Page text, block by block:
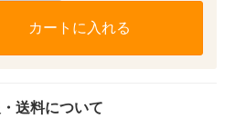
カートに入れる
送料について